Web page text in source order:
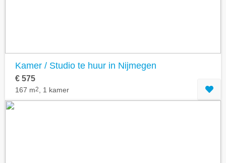
Kamer / Studio te huur in Nijmegen
€ 575
167 m2 , 1 kamer